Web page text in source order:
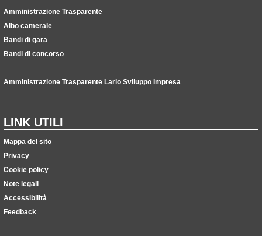
Amministrazione Trasparente
Albo camerale
Bandi di gara
Bandi di concorso
Amministrazione Trasparente Lario Sviluppo Impresa
LINK UTILI
Mappa del sito
Privacy
Cookie policy
Note legali
Accessibilità
Feedback